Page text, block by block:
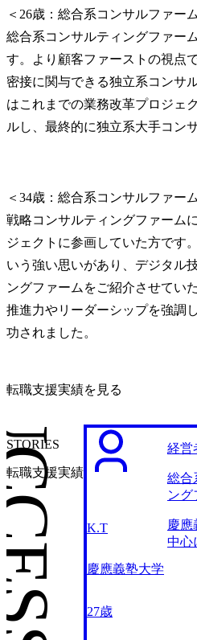
＜26歳：総合系コンサルファー
総合系コンサルティングファー
す。より顧客ファーストの視点
密接に関与できる独立系コンサ
はこれまでの業務改革プロジェ
ルし、最終的に独立系大手コン
＜34歳：総合系コンサルファー
戦略コンサルティングファーム
ジェクトに参画していた方です
いう強い思いがあり、デジタル
ングファームをご紹介させてい
推進力やリーダーシップを強調
功されました。
転職支援実績を見る
STORIES
転職支援実績
K.T
慶應義塾大学
27歳
経営
総合
ング
慶
中心